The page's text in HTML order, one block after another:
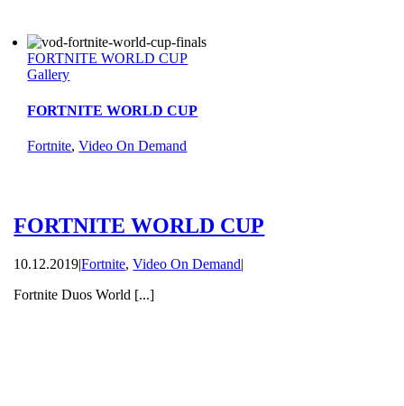
FORTNITE WORLD CUP
Gallery
FORTNITE WORLD CUP
Fortnite,Video On Demand
FORTNITE WORLD CUP
10.12.2019|Fortnite,Video On Demand|
Fortnite Duos World [...]